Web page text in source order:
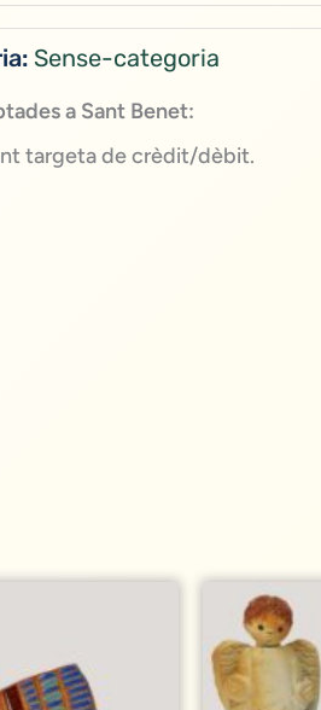
Sense-categoria
a Sant Benet:
targeta de crèdit/dèbit.